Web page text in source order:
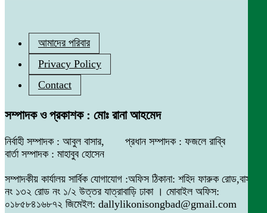
আমাদের পরিবার
Privacy Policy
Contact
সম্পাদক ও প্রকাশক : মোঃ রানা আহমেদ
নির্বাহী সম্পাদক : আবুল বাসার, প্রধান সম্পাদক : ফজলে রাব্বি
বার্তা সম্পাদক : মাহাবুব হোসেন
সম্পাদকীয় কার্যালয় সার্বিক যোগাযোগ :অফিস ঠিকানা: শহিদ ফারুক রোড,বাসা
নং ১৩২ রোড নং ১/২ উত্তর যাত্রাবাড়ি ঢাকা । মোবাইল অফিস:
০১৮৫৮৪১৬৮৭২ জিমেইল: dallylikonisongbad@gmail.com